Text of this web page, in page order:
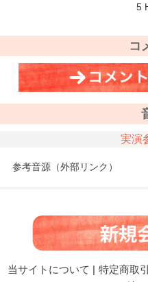
5
コ
実演
参考音源（外部リンク）
当サイトについて | 特定商取